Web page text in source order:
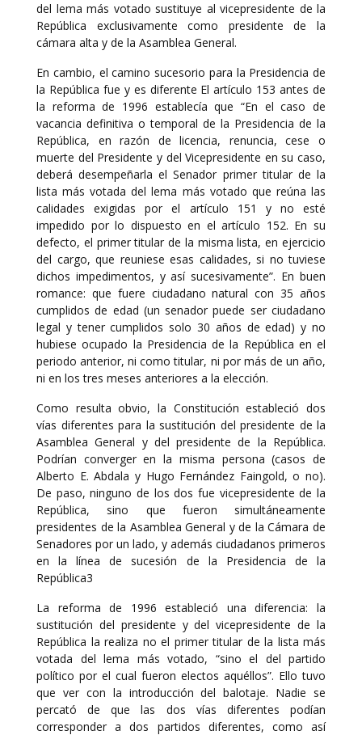
del lema más votado sustituye al vicepresidente de la
República exclusivamente como presidente de la
cámara alta y de la Asamblea General.
En cambio, el camino sucesorio para la Presidencia de
la República fue y es diferente El artículo 153 antes de
la reforma de 1996 establecía que “En el caso de
vacancia definitiva o temporal de la Presidencia de la
República, en razón de licencia, renuncia, cese o
muerte del Presidente y del Vicepresidente en su caso,
deberá desempeñarla el Senador primer titular de la
lista más votada del lema más votado que reúna las
calidades exigidas por el artículo 151 y no esté
impedido por lo dispuesto en el artículo 152. En su
defecto, el primer titular de la misma lista, en ejercicio
del cargo, que reuniese esas calidades, si no tuviese
dichos impedimentos, y así sucesivamente”. En buen
romance: que fuere ciudadano natural con 35 años
cumplidos de edad (un senador puede ser ciudadano
legal y tener cumplidos solo 30 años de edad) y no
hubiese ocupado la Presidencia de la República en el
periodo anterior, ni como titular, ni por más de un año,
ni en los tres meses anteriores a la elección.
Como resulta obvio, la Constitución estableció dos
vías diferentes para la sustitución del presidente de la
Asamblea General y del presidente de la República.
Podrían converger en la misma persona (casos de
Alberto E. Abdala y Hugo Fernández Faingold, o no).
De paso, ninguno de los dos fue vicepresidente de la
República, sino que fueron simultáneamente
presidentes de la Asamblea General y de la Cámara de
Senadores por un lado, y además ciudadanos primeros
en la línea de sucesión de la Presidencia de la
República3
La reforma de 1996 estableció una diferencia: la
sustitución del presidente y del vicepresidente de la
República la realiza no el primer titular de la lista más
votada del lema más votado, “sino el del partido
político por el cual fueron electos aquéllos”. Ello tuvo
que ver con la introducción del balotaje. Nadie se
percató de que las dos vías diferentes podían
corresponder a dos partidos diferentes, como así